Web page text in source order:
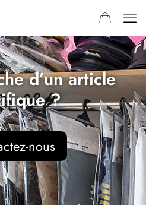
d’un article
?
nous